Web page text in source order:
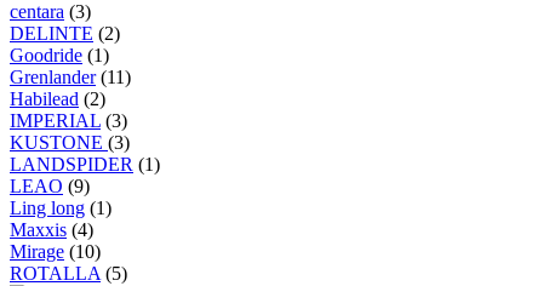
centara (3)
DELINTE (2)
Goodride (1)
Grenlander (11)
Habilead (2)
IMPERIAL (3)
KUSTONE (3)
LANDSPIDER (1)
LEAO (9)
Ling long (1)
Maxxis (4)
Mirage (10)
ROTALLA (5)